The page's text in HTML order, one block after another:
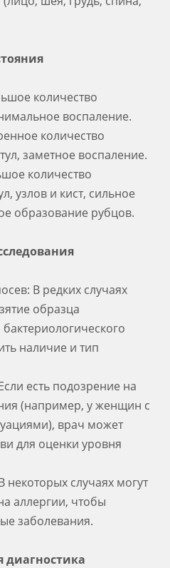
количество
воспаление.
количество
заметное воспаление.
количество
узлов и кист, сильное
образование рубцов.
В редких случаях
образца
наличие и тип
есть подозрение на
(например, у женщин с
врач может
для оценки уровня
некоторых случаях могут
аллергии, чтобы
заболевания.